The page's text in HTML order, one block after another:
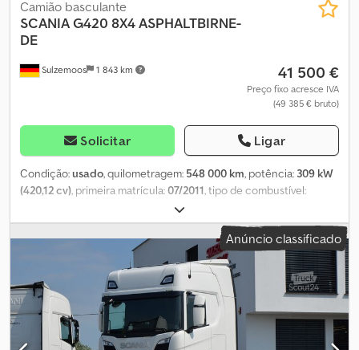
Sulzemoos 1 843 km
Camião basculante
SCANIAG420 8X4 ASPHALTBIRNE-
DE
41 500 €
Preço fixo acresce IVA
(49 385 € bruto)
Solicitar Ligar
Condição:usado, quilometragem: 548 000 km, potência: 309 kW
(420,12 cv) , primeira matrícula:07/2011 , tipo de combustível:
, configuração de eixo:
engrenagem:mecânico, classe de emissão:Euro 5, Equipamento:
ABS, ar condicionado, plataforma elevatória traseira,
programa eletrónico de estabilidade (ESP)
, Scania 8X4, camião
betoneira Primetzhofer Betoneira Primetzhofer Porta traseira
hidráulica Coberturas hidráulicas Caixa de velocidades manual
Pneus com aproximadamente 70% de vida útil Suspensão por
molas de lâmina Caixa de velocidades manual Aproximadamente
540.000 km Veículo alemão, com documentação alemã Câmara
Anúncio classificado